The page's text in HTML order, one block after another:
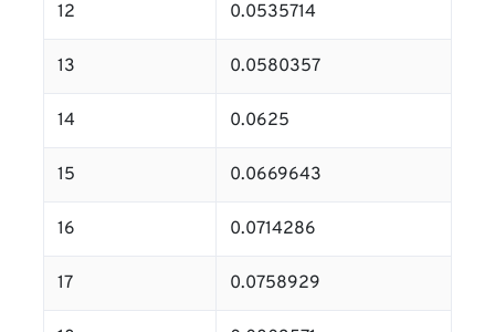
12 0.0535714
13 0.0580357
14 0.0625
15 0.0669643
16 0.0714286
17 0.0758929